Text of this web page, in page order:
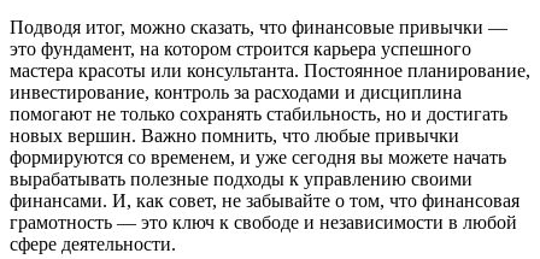
Подводя итог, можно сказать, что финансовые привычки —
это фундамент, на котором строится карьера успешного
мастера красоты или консультанта. Постоянное планирование,
инвестирование, контроль за расходами и дисциплина
помогают не только сохранять стабильность, но и достигать
новых вершин. Важно помнить, что любые привычки
формируются со временем, и уже сегодня вы можете начать
вырабатывать полезные подходы к управлению своими
финансами. И, как совет, не забывайте о том, что финансовая
грамотность — это ключ к свободе и независимости в любой
сфере деятельности.